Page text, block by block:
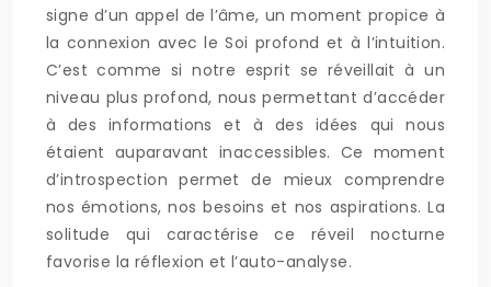
signe d’un appel de l’âme, un moment propice à
la connexion avec le Soi profond et à l’intuition.
C’est comme si notre esprit se réveillait à un
niveau plus profond, nous permettant d’accéder
à des informations et à des idées qui nous
étaient auparavant inaccessibles. Ce moment
d’introspection permet de mieux comprendre
nos émotions, nos besoins et nos aspirations. La
solitude qui caractérise ce réveil nocturne
favorise la réflexion et l’auto-analyse.